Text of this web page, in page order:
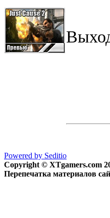
Powered by Seditio
Copyright © XTgamers.com
Перепечатка материалов